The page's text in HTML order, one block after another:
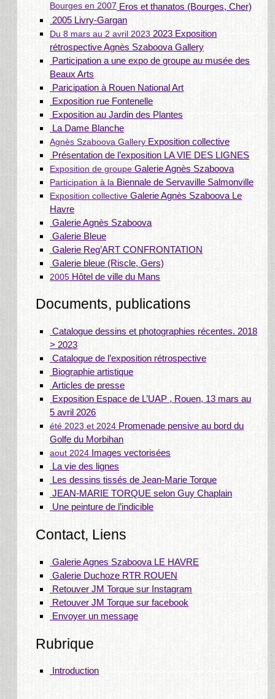
Bourges en 2007 Eros et thanatos (Bourges, Cher)
2005 Livry-Gargan
Du 8 mars au 2 avril 2023 2023 Exposition
rétrospective Agnès Szaboova Gallery
Participation a une expo de groupe au musée des
Beaux Arts
Paricipation à Rouen National Art
Exposition rue Fontenelle
Exposition au Jardin des Plantes
La Dame Blanche
Agnès Szaboova Gallery Exposition collective
Présentation de l’exposition LA VIE DES LIGNES
Exposition de groupe Galerie Agnès Szaboova
Participation à la Biennale de Servaville Salmonville
Exposition collective Galerie Agnès Szaboova Le
Havre
Galerie Agnès Szaboova
Galerie Bleue
Galerie Reg’ART CONFRONTATION
Galerie bleue (Riscle, Gers)
2005 Hôtel de ville du Mans
Documents, publications
Catalogue dessins et photographies récentes. 2018
> 2023
Catalogue de l’exposition rétrospective
Biographie artistique
Articles de presse
Exposition Espace de L’UAP , Rouen, 13 mars au
5 avril 2026
été 2023 et 2024 Promenade pensive au bord du
Golfe du Morbihan
aout 2024 Images vectorisées
La vie des lignes
Les dessins tissés de Jean-Marie Torque
JEAN-MARIE TORQUE selon Guy Chaplain
Une peinture de l’indicible
Contact, Liens
Galerie Agnes Szaboova LE HAVRE
Galerie Duchoze RTR ROUEN
Retouver JM Torque sur Instagram
Retouver JM Torque sur facebook
Envoyer un message
Rubrique
Introduction